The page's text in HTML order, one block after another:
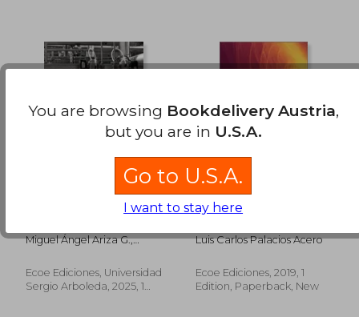
Lean manufacturing
Donde cada minuto
es dinero y cada
oportunidad (in
Spanish)
Miguel Ángel Ariza G.,
Ecoe Ediciones, Universidad
Sergio Arboleda, 2025, 1
Administración de la
decisiones
estratégicas y tácticas
Spanish)
Luis Carlos Palacios Acero
Ecoe Ediciones, 2019, 1
Edition, Paperback, New
You are browsing Bookdelivery Austria,
but you are in U.S.A.
Go to U.S.A.
I want to stay here